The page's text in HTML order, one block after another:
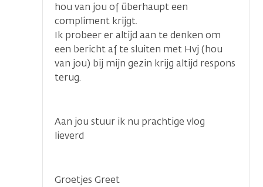
hou van jou of überhaupt een
compliment krijgt.
Ik probeer er altijd aan te denken om
een bericht af te sluiten met Hvj (hou
van jou) bij mijn gezin krijg altijd respons
terug.
Aan jou stuur ik nu prachtige vlog
lieverd
Groetjes Greet